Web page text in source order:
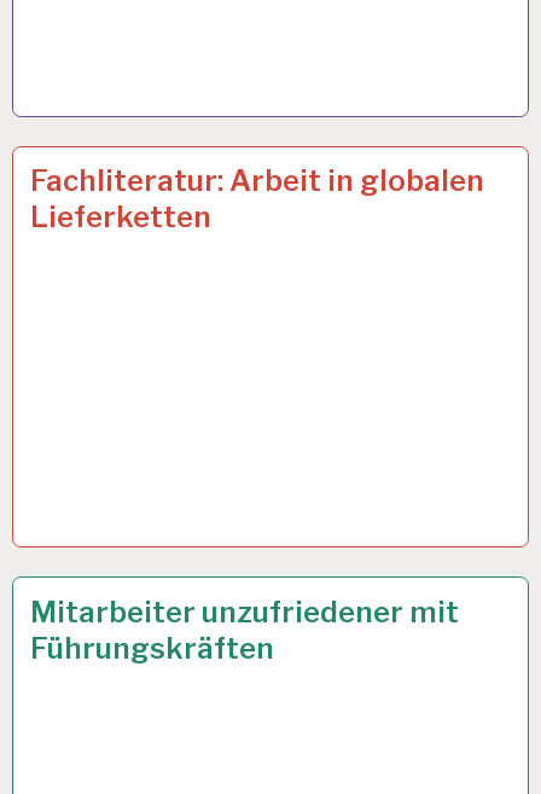
ARBEIT
UND
GESUNDHEIT…
Fachliteratur: Arbeit in globalen
Lieferketten
12 MAI 2022
50PLUS…
Mitarbeiter unzufriedener mit
Führungskräften
8 APR. 2022